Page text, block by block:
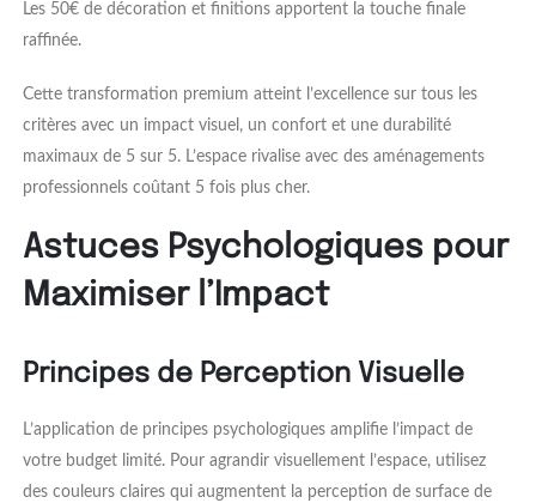
Les 50€ de décoration et finitions apportent la touche finale
raffinée.
Cette transformation premium atteint l’excellence sur tous les
critères avec un impact visuel, un confort et une durabilité
maximaux de 5 sur 5. L’espace rivalise avec des aménagements
professionnels coûtant 5 fois plus cher.
Astuces Psychologiques pour
Maximiser l’Impact
Principes de Perception Visuelle
L’application de principes psychologiques amplifie l’impact de
votre budget limité. Pour agrandir visuellement l’espace, utilisez
des couleurs claires qui augmentent la perception de surface de